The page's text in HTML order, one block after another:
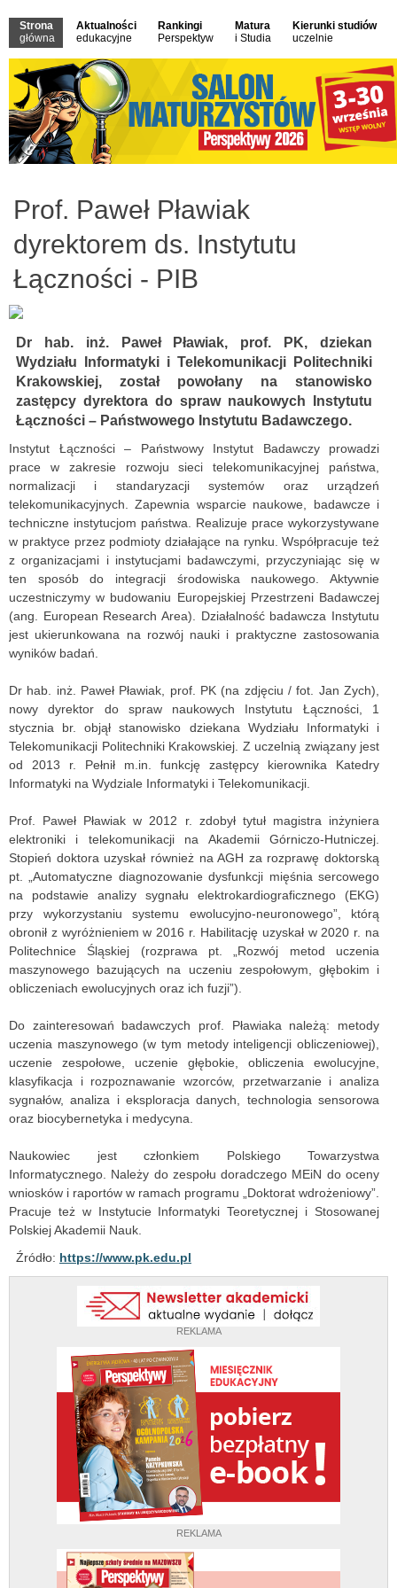
Strona
główna
Aktualności
edukacyjne
Rankingi
Perspektyw
Matura
i Studia
Kierunki studiów
uczelnie
REKLAMA
REKLAMA
Prof. Paweł Pławiak
dyrektorem ds. Instytutu
Łączności - PIB
Dr hab. inż. Paweł Pławiak, prof. PK, dziekan
Wydziału Informatyki i Telekomunikacji Politechniki
Krakowskiej, został powołany na stanowisko
zastępcy dyrektora do spraw naukowych Instytutu
Łączności – Państwowego Instytutu Badawczego.
Instytut Łączności – Państwowy Instytut Badawczy prowadzi
prace w zakresie rozwoju sieci telekomunikacyjnej państwa,
normalizacji i standaryzacji systemów oraz urządzeń
telekomunikacyjnych. Zapewnia wsparcie naukowe, badawcze i
techniczne instytucjom państwa. Realizuje prace wykorzystywane
w praktyce przez podmioty działające na rynku. Współpracuje też
z organizacjami i instytucjami badawczymi, przyczyniając się w
ten sposób do integracji środowiska naukowego. Aktywnie
uczestniczymy w budowaniu Europejskiej Przestrzeni Badawczej
(ang. European Research Area). Działalność badawcza Instytutu
jest ukierunkowana na rozwój nauki i praktyczne zastosowania
wyników badań.
Dr hab. inż. Paweł Pławiak, prof. PK (na zdjęciu / fot. Jan Zych),
nowy dyrektor do spraw naukowych Instytutu Łączności, 1
stycznia br. objął stanowisko dziekana Wydziału Informatyki i
Telekomunikacji Politechniki Krakowskiej. Z uczelnią związany jest
od 2013 r. Pełnił m.in. funkcję zastępcy kierownika Katedry
Informatyki na Wydziale Informatyki i Telekomunikacji.
Prof. Paweł Pławiak w 2012 r. zdobył tytuł magistra inżyniera
elektroniki i telekomunikacji na Akademii Górniczo-Hutniczej.
Stopień doktora uzyskał również na AGH za rozprawę doktorską
pt. „Automatyczne diagnozowanie dysfunkcji mięśnia sercowego
na podstawie analizy sygnału elektrokardiograficznego (EKG)
przy wykorzystaniu systemu ewolucyjno-neuronowego”, którą
obronił z wyróżnieniem w 2016 r. Habilitację uzyskał w 2020 r. na
Politechnice Śląskiej (rozprawa pt. „Rozwój metod uczenia
maszynowego bazujących na uczeniu zespołowym, głębokim i
obliczeniach ewolucyjnych oraz ich fuzji”).
Do zainteresowań badawczych prof. Pławiaka należą: metody
uczenia maszynowego (w tym metody inteligencji obliczeniowej),
uczenie zespołowe, uczenie głębokie, obliczenia ewolucyjne,
klasyfikacja i rozpoznawanie wzorców, przetwarzanie i analiza
sygnałów, analiza i eksploracja danych, technologia sensorowa
oraz biocybernetyka i medycyna.
Naukowiec jest członkiem Polskiego Towarzystwa
Informatycznego. Należy do zespołu doradczego MEiN do oceny
wniosków i raportów w ramach programu „Doktorat wdrożeniowy”.
Pracuje też w Instytucie Informatyki Teoretycznej i Stosowanej
Polskiej Akademii Nauk.
Źródło: https://www.pk.edu.pl